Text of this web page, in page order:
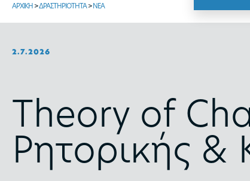
ΑΡΧΙΚΗ >ΔΡΑΣΤΗΡΙΟΤΗΤΑ>ΝΕΑ
2.7.2026
Theory of
Ρητορικής &